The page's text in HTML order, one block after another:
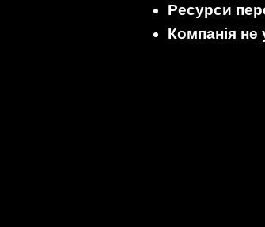
Ресурси
Компанія не